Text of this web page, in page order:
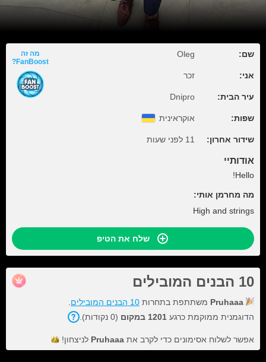
שם: Oleg
אני: זכר
עיר הבית: Dnipro
שפות: אוקראינית
שידור אחרון: 11 לפני שעות
מה זה
FanBoost?
אודותיי
Hello!
מה מחרמן אותי:
High and strings
שלח את הטיפ
10 הבנים המובילים
Pruhaaa משתתפת בתחרות 10 הבנים המובילים
הדוגמנית ממוקמת כרגע 1201 במקום (0 נקודות).
אפשר לשלוח אסימונים כדי לקרב את Pruhaaa לניצחון!